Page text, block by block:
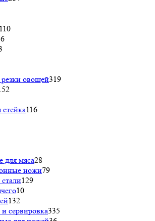
110
овощей319
116
для мяса28
ножи79
129
10
132
сервировка335